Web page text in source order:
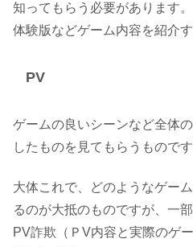
知ってもらう必要があります
体験版などゲーム内容を紹介
PV
ゲームの良いシーンなど全体
したものを見てもらうものです
大体これで、どのようなゲー
るのが大抵のものですが、一
PV詐欺（ＰV内容と実際のゲ